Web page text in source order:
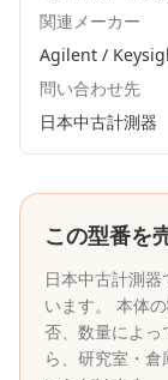
関連メーカー
Agilent /
問い合わせ先
日本中古計測器
この型番を
日本中古計測器
います。 本体
否、数量によ
ら、研究室・